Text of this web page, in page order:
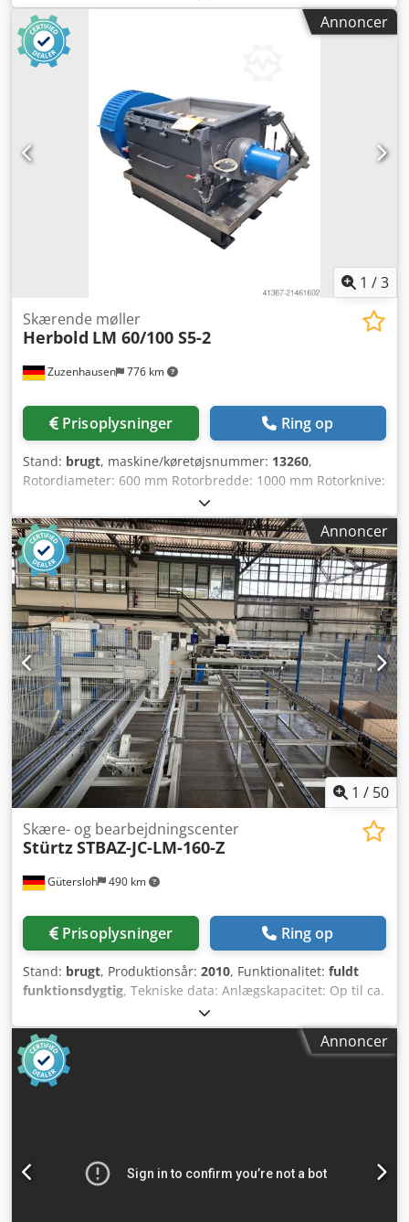
Annoncer
1 /3
Zuzenhausen 776 km
Skærende møller
Herbold LM 60/100 S5-2
Prisoplysninger Ring op
Stand: brugt, maskine/køretøjsnummer: 13260,
Rotordiameter: 600 mm Rotorbredde: 1000 mm Rotorknive:
5 Stator knive: 2 rækker Indløbstværsnit ca. 720 x 980 mm
Dsdpsyr Txcefx Ab Iock Drivmotor: 75 kW Vådmølle
Annoncer
1 / 50
Gütersloh 490 km
Skære- og bearbejdningscenter
StürtzSTBAZ-JC-LM-160-Z
Prisoplysninger Ring op
Stand: brugt, Produktionsår: 2010, Funktionalitet: fuldt
funktionsdygtig, Tekniske data: Anlægskapacitet: Op til ca.
2.000 snit pr. 8 timer – afhængigt af tværsnittet på de
anvendte armeringsstænger. Indføringsmagasin: 12
pladser – automatisk styret. Udføringsmagasin: 12 pladser
– automatisk styret. Staklængde, maksimalt: 6.000 mm.
Staklængde, minimalt: 400 mm. Tilskæringslængde,
Saveenhed med spraymiddelsystem. • Automatisk
arbejdsforløb. • Udføring i Z-retning. • Skærmbaseret
Annoncer